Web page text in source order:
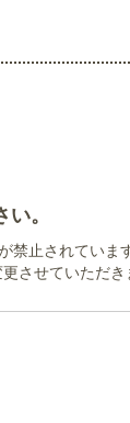
。
止されてい
させていただき